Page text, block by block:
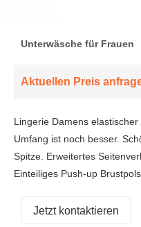
Unterwäsche für Frauen
Aktuellen Preis
Lingerie Damens
Umfang ist noch besser.
Spitze. Erweitertes
Einteiliges Push-up
Jetzt kontaktieren